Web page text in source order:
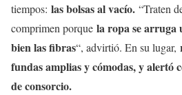
tiempos: las bolsas al vacío. “Traten
comprimen porque la ropa se arruga
bien las fibras“, advirtió. En su lugar,
fundas amplias y cómodas, y alertó
de consorcio.